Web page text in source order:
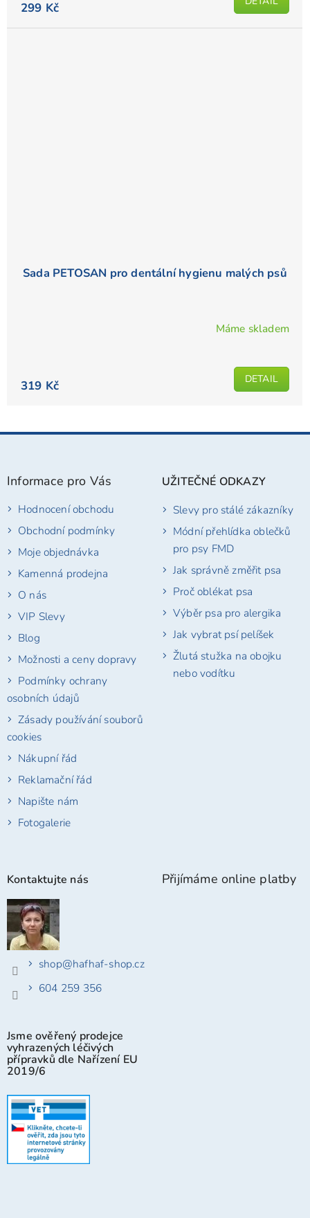
299 Kč
Sada PETOSAN pro dentální hygienu malých psů
je
5
Máme skladem
319 Kč DETAIL
Z
Informace pro Vás
Hodnocení obchodu
Obchodní podmínky
Moje objednávka
Kamenná prodejna
O nás
VIP Slevy
Blog
Možnosti a ceny dopravy
Podmínky ochrany
osobních údajů
Zásady používání souborů
cookies
Nákupní řád
Reklamační řád
Napište nám
Fotogalerie
UŽITEČNÉ ODKAZY
Slevy pro stálé zákazníky
Módní přehlídka oblečků
pro psy FMD
Jak správně změřit psa
Proč oblékat psa
Výběr psa pro alergika
Jak vybrat psí pelíšek
Žlutá stužka na obojku
nebo vodítku
Kontaktujte nás
shop@hafhaf-shop.cz
604 259 356
Jsme ověřený prodejce
vyhrazených léčivých
přípravků dle Nařízení EU
2019/6
Přijímáme online platby